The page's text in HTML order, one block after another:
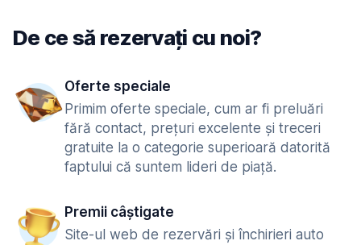
De ce să rezervați cu noi?
Oferte speciale
Primim oferte speciale, cum ar fi preluări
fără contact, prețuri excelente și treceri
gratuite la o categorie superioară datorită
faptului că suntem lideri de piață.
Premii câștigate
Site-ul web de rezervări și închirieri auto